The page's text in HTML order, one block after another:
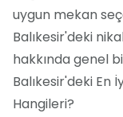
uygun mekan
Balıkesir'deki
hakkında genel
Balıkesir'deki En
Hangileri?